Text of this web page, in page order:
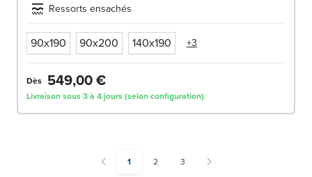
Ressorts ensachés
90x190 90x200 140x190 +3
Dès 549,00 €
Livraison sous 3 à 4 jours (selon configuration)
You're currently reading page
1 Page
2 Page
3